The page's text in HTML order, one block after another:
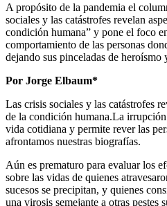
A propósito de la pandemia el
sociales y las catástrofes revelan
condición humana” y pone el foco
comportamiento de las personas
dejando sus pinceladas de heroísmo
Por Jorge Elbaum*
Las crisis sociales y las catástrofes
de la condición humana.La
vida cotidiana y permite rever las
afrontamos nuestras biografías.
Aún es prematuro para evaluar los
sobre las vidas de quienes
sucesos se precipitan, y quienes
una virosis semejante a otras pestes